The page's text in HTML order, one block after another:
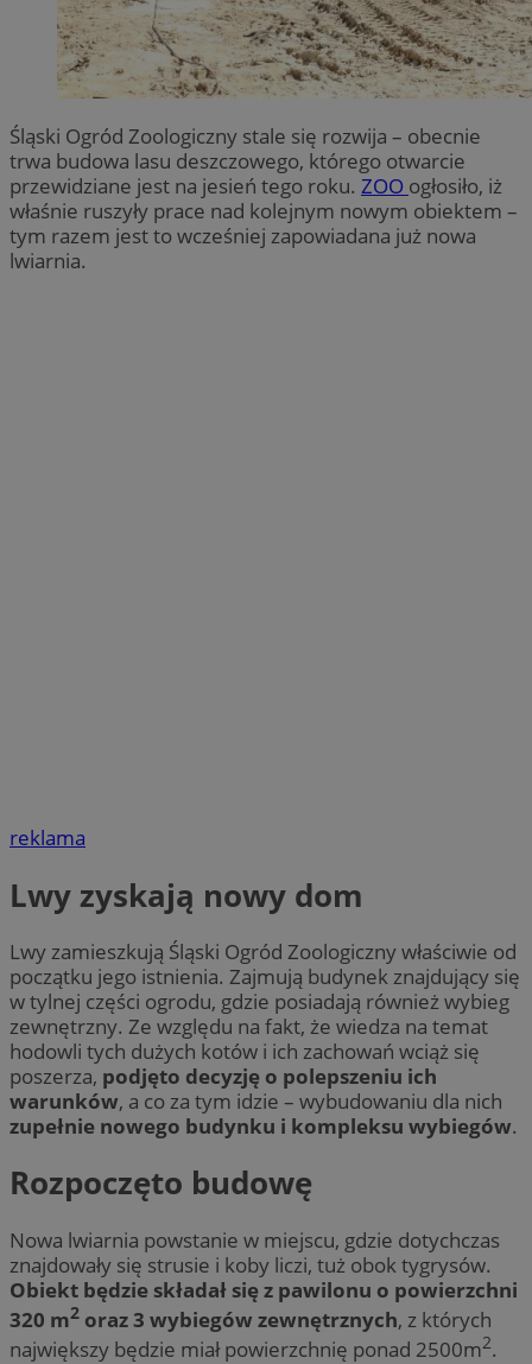
Śląski Ogród Zoologiczny stale się rozwija – obecnie
trwa budowa lasu deszczowego, którego otwarcie
przewidziane jest na jesień tego roku. ZOO ogłosiło, iż
właśnie ruszyły prace nad kolejnym nowym obiektem –
tym razem jest to wcześniej zapowiadana już nowa
lwiarnia.
reklama
Lwy zyskają nowy dom
Lwy zamieszkują Śląski Ogród Zoologiczny właściwie od
początku jego istnienia. Zajmują budynek znajdujący się
w tylnej części ogrodu, gdzie posiadają również wybieg
zewnętrzny. Ze względu na fakt, że wiedza na temat
hodowli tych dużych kotów i ich zachowań wciąż się
poszerza, podjęto decyzję o polepszeniu ich
warunków, a co za tym idzie – wybudowaniu dla nich
zupełnie nowego budynku i kompleksu wybiegów.
Rozpoczęto budowę
Nowa lwiarnia powstanie w miejscu, gdzie dotychczas
znajdowały się strusie i koby liczi, tuż obok tygrysów.
Obiekt będzie składał się z pawilonu o powierzchni
320 m2 oraz 3 wybiegów zewnętrznych, z których
największy będzie miał powierzchnię ponad 2500m2.